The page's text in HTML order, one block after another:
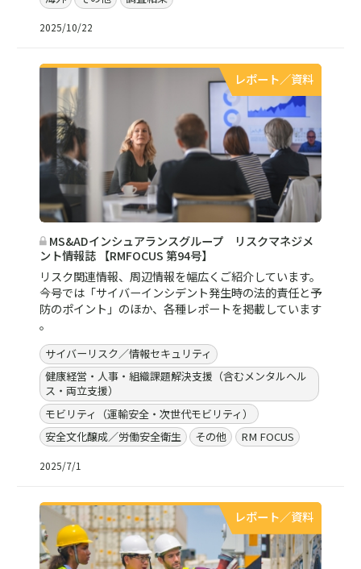
2025/10/22
レポート／資料
MS&ADインシュアランスグループ リスクマネジメ
ント情報誌 【RMFOCUS 第94号】
リスク関連情報、周辺情報を幅広くご紹介しています。
今号では「サイバーインシデント発生時の法的責任と予
防のポイント」のほか、各種レポートを掲載しています
。
サイバーリスク／情報セキュリティ
健康経営・人事・組織課題解決支援（含むメンタルヘル
ス・両立支援）
モビリティ（運輸安全・次世代モビリティ）
安全文化醸成／労働安全衛生
その他 RM FOCUS
2025/7/1
レポート／資料